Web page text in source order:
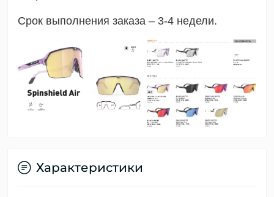
Срок выполнения заказа – 3-4 недели.
Характеристики